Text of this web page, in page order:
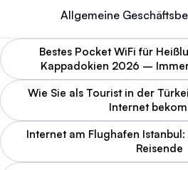
Allgemeine
Bestes Pocket WiFi für
Kappadokien 2026 –
Wie Sie als Tourist in der
Internet
Internet am Flughafen
Reisende